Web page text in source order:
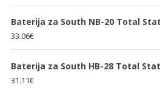
Baterija za South NB-20 Total
33.06€
Baterija za South HB-28 Total
31.11€